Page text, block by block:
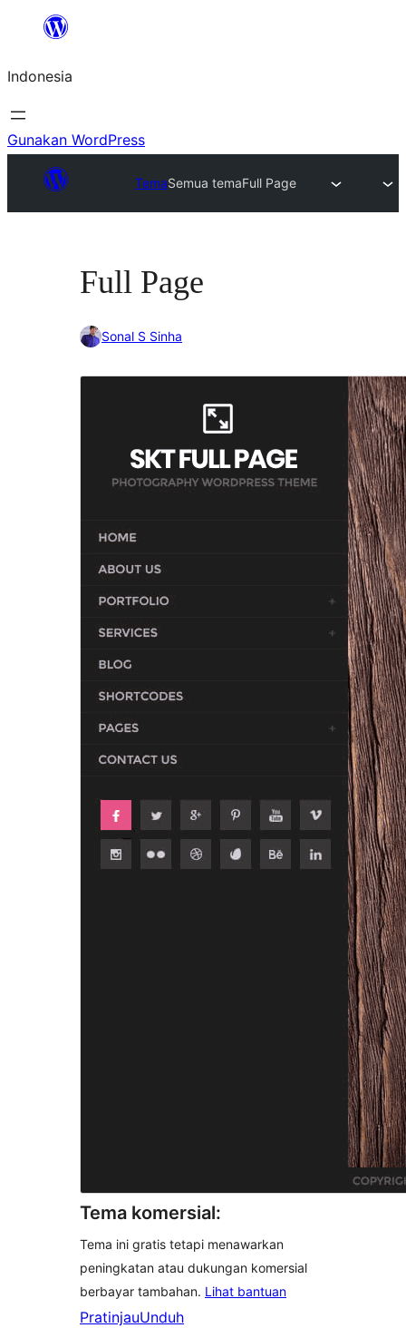
Lewati
konten
Indonesia
Gunakan WordPress
TemaSemua temaFull Page
Full Page
Sonal S Sinha
Tema komersial:
Tema ini gratis tetapi menawarkan
peningkatan atau dukungan komersial
berbayar tambahan. Lihat bantuan
PratinjauUnduh